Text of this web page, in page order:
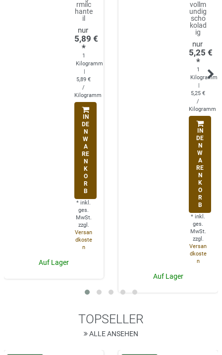
rmilc
hante
il
5,89 €
*
1
Kilogramm
5,89 €
/
Kilogramm
IN
DE
N
W
A
RE
N
K
O
R
B
* inkl.
ges.
MwSt.
zzgl.
Versan
dkoste
n
Auf Lager
vollm
undig
scho
kolad
ig
5,25 €
*
1
Kilogramm
5,25 €
/
Kilogramm
IN
DE
N
W
A
RE
N
K
O
R
B
* inkl.
ges.
MwSt.
zzgl.
Versan
dkoste
n
Auf Lager
TOPSELLER
ALLE ANSEHEN